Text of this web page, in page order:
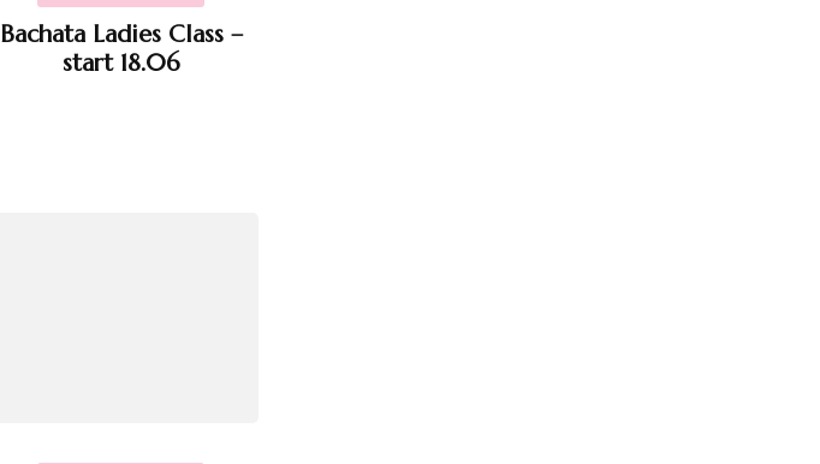
Bachata Ladies Class –
start 18.06